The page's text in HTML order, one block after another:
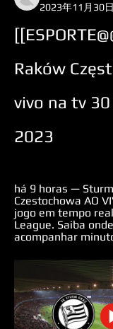
2023年11月30日
Raków
vivo na tv
2023
há 9 horas —
Czestochowa AO
jogo em tempo
League. Saiba
acompanhar